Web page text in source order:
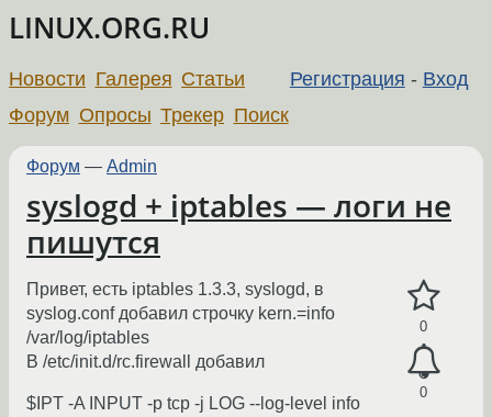
LINUX.ORG.RU
Регистрация - Вход
Новости Галерея Статьи
Форум Опросы Трекер Поиск
Форум — Admin
syslogd + iptables — логи не
пишутся
0
0
Привет, есть iptables 1.3.3, syslogd, в
syslog.conf добавил строчку kern.=info
/var/log/iptables
В /etc/init.d/rc.firewall добавил
$IPT -A INPUT -p tcp -j LOG --log-level info